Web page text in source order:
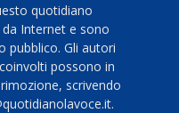
quotidiano
Internet e sono
pubblico. Gli autori
possono in
scrivendo